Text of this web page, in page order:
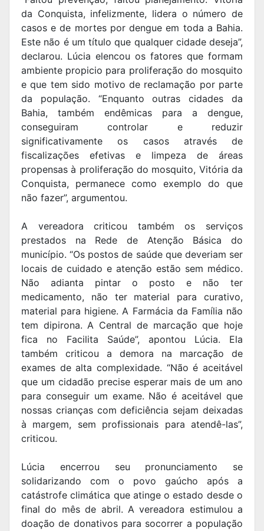
da Conquista, infelizmente, lidera o número de
casos e de mortes por dengue em toda a Bahia.
Este não é um título que qualquer cidade deseja”,
declarou. Lúcia elencou os fatores que formam
ambiente propicio para proliferação do mosquito
e que tem sido motivo de reclamação por parte
da população. “Enquanto outras cidades da
Bahia, também endêmicas para a dengue,
conseguiram controlar e reduzir
significativamente os casos através de
fiscalizações efetivas e limpeza de áreas
propensas à proliferação do mosquito, Vitória da
Conquista, permanece como exemplo do que
não fazer”, argumentou.
A vereadora criticou também os serviços
prestados na Rede de Atenção Básica do
município. “Os postos de saúde que deveriam ser
locais de cuidado e atenção estão sem médico.
Não adianta pintar o posto e não ter
medicamento, não ter material para curativo,
material para higiene. A Farmácia da Família não
tem dipirona. A Central de marcação que hoje
fica no Facilita Saúde”, apontou Lúcia. Ela
também criticou a demora na marcação de
exames de alta complexidade. “Não é aceitável
que um cidadão precise esperar mais de um ano
para conseguir um exame. Não é aceitável que
nossas crianças com deficiência sejam deixadas
à margem, sem profissionais para atendê-las”,
criticou.
Lúcia encerrou seu pronunciamento se
solidarizando com o povo gaúcho após a
catástrofe climática que atinge o estado desde o
final do mês de abril. A vereadora estimulou a
doação de donativos para socorrer a população